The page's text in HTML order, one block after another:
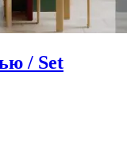
/ Set